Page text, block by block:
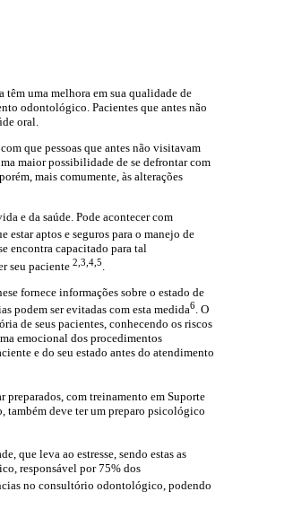
têm uma melhora em sua qualidade de
odontológico. Pacientes que antes não
oral.
que pessoas que antes não visitavam
maior possibilidade de se defrontar com
mais comumente, às alterações
e da saúde. Pode acontecer com
estar aptos e seguros para o manejo de
encontra capacitado para tal
seu paciente 2,3,4,5
fornece informações sobre o estado de
podem ser evitadas com esta medida6. O
de seus pacientes, conhecendo os riscos
emocional dos procedimentos
e do seu estado antes do atendimento
preparados, com treinamento em Suporte
também deve ter um preparo psicológico
que leva ao estresse, sendo estas as
responsável por 75% dos
no consultório odontológico, podendo